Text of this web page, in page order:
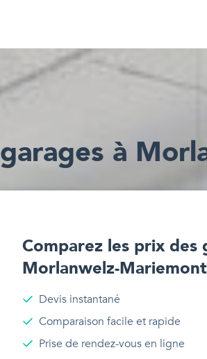
garages à
Comparez les prix des
Morlanwelz-Mariemont
Devis instantané
Comparaison facile et rapide
Prise de rendez-vous en ligne